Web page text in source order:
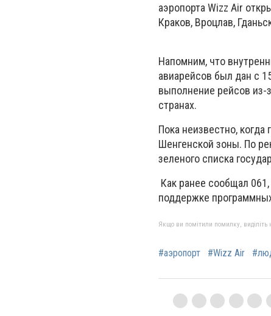
аэропорта Wizz Air
Краков, Вроцлав,
Напомним, что
авиарейсов был дан с
выполнение рейсов из-
странах.
Пока неизвестно,
Шенгенской зоны. По
зеленого списка
Как ранее сообщал 061,
поддержке
Якщо ви помітили помилку, виділіть
#аэропорт #Wizz Air